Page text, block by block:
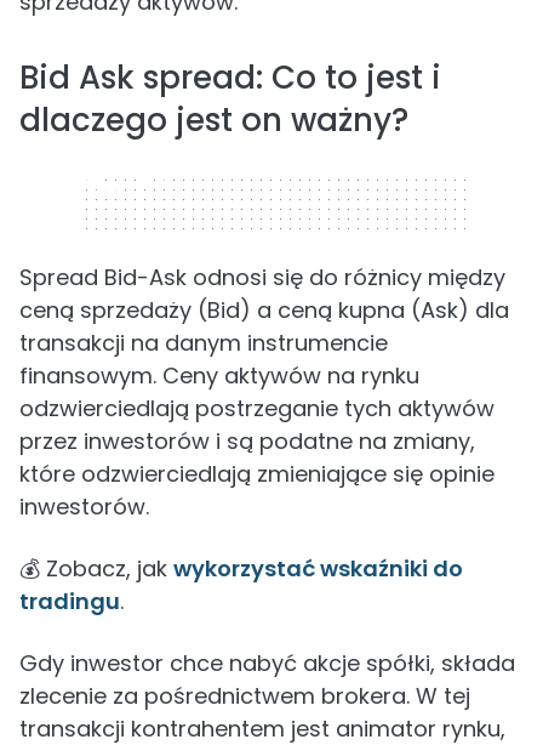
Bid Ask spread: Co to jest i
dlaczego jest on ważny?
320 x 50
Spread Bid-Ask odnosi się do różnicy między
ceną sprzedaży (Bid) a ceną kupna (Ask) dla
transakcji na danym instrumencie
finansowym. Ceny aktywów na rynku
odzwierciedlają postrzeganie tych aktywów
przez inwestorów i są podatne na zmiany,
które odzwierciedlają zmieniające się opinie
inwestorów.
💰 Zobacz, jak wykorzystać wskaźniki do
tradingu.
Gdy inwestor chce nabyć akcje spółki, składa
zlecenie za pośrednictwem brokera. W tej
transakcji kontrahentem jest animator rynku,